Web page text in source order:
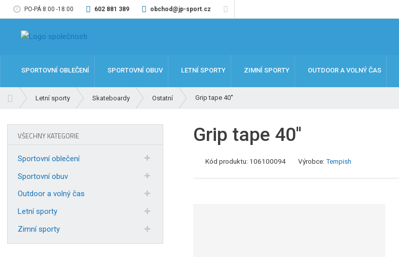
PO-PÁ 8:00 -18:00 602 881 389 obchod@jp-sport.cz
SPORTOVNÍ OBLEČENÍ SPORTOVNÍ OBUV LETNÍ SPORTY ZIMNÍ SPORTY OUTDOOR A VOLNÝ ČAS
Letní sporty Skateboardy Ostatní Grip tape 40''
Grip tape 40''
Kód produktu: 106100094 Výrobce: Tempish
VŠECHNY KATEGORIE
Sportovní oblečení
Sportovní obuv
Outdoor a volný čas
Letní sporty
Zimní sporty